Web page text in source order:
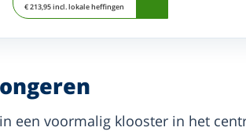
€ 213,95 incl. lokale heffingen
een voormalig klooster in het